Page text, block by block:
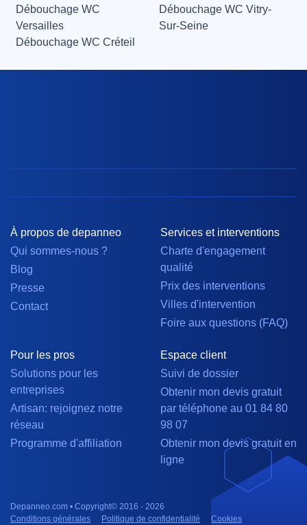
Débouchage WC
Versailles
Débouchage WC Vitry-
Sur-Seine
Débouchage WC Créteil
À propos de depanneo
Qui sommes-nous ?
Blog
Presse
Contact
Services et interventions
Charte d'engagement
qualité
Prix des interventions
Villes d'intervention
Foire aux questions (FAQ)
Pour les pros
Solutions pour les
entreprises
Artisan: rejoignez notre
réseau
Programme d'affiliation
Espace client
Suivi de dossier
Obtenir mon devis gratuit
par téléphone au 01 84 80
98 07
Obtenir mon devis gratuit en
ligne
Depanneo.com • Copyright© 2016 - 2026
Conditions générales
Politique de confidentialité Cookies